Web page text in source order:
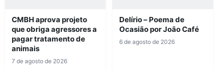
CMBH aprova projeto
que obriga agressores a
pagar tratamento de
animais
7 de agosto de 2026
Delírio – Poema de
Ocasião por João Café
6 de agosto de 2026